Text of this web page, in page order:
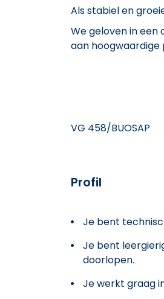
Als stabiel en
We geloven in
aan
VG 458/BUOSAP
Profil
Je bent
Je bent
doorlopen.
Je werkt graag